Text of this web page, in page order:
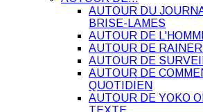
AUTOUR DU
BRISE-LAMES
AUTOUR DE
AUTOUR DE
AUTOUR DE
AUTOUR DE
QUOTIDIEN
AUTOUR DE YOKO